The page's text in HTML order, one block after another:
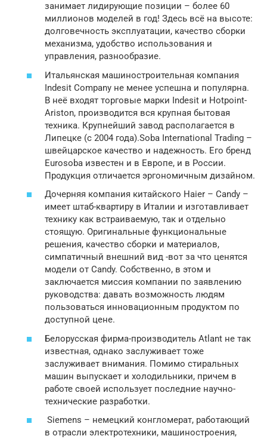
занимает лидирующие позиции – более 60
миллионов моделей в год! Здесь всё на высоте:
долговечность эксплуатации, качество сборки
механизма, удобство использования и
управления, разнообразие.
Итальянская машиностроительная компания
Indesit Сompany не менее успешна и популярна.
В неё входят торговые марки Indesit и Hotpoint-
Ariston, производится вся крупная бытовая
техника. Крупнейший завод располагается в
Липецке (с 2004 года).Soba International Trading –
швейцарское качество и надежность. Его бренд
Eurosoba известен и в Европе, и в России.
Продукция отличается эргономичным дизайном.
Дочерняя компания китайского Haier – Candy –
имеет штаб-квартиру в Италии и изготавливает
технику как встраиваемую, так и отдельно
стоящую. Оригинальные функциональные
решения, качество сборки и материалов,
симпатичный внешний вид -вот за что ценятся
модели от Candy. Собственно, в этом и
заключается миссия компании по заявлению
руководства: давать возможность людям
пользоваться инновационным продуктом по
доступной цене.
Белорусская фирма-производитель Atlant не так
известная, однако заслуживает тоже
заслуживает внимания. Помимо стиральных
машин выпускает и холодильники, причем в
работе своей использует последние научно-
технические разработки.
Siemens – немецкий конгломерат, работающий
в отрасли электротехники, машиностроения,